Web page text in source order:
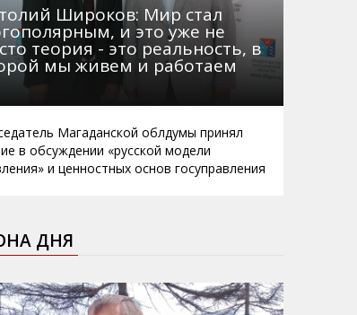
Широков: Мир стал
и это уже не
теория - это реальность, в
мы живем и работаем
Магаданской облдумы принял
в обсуждении «русской модели
и ценностных основ госуправления
ДНЯ